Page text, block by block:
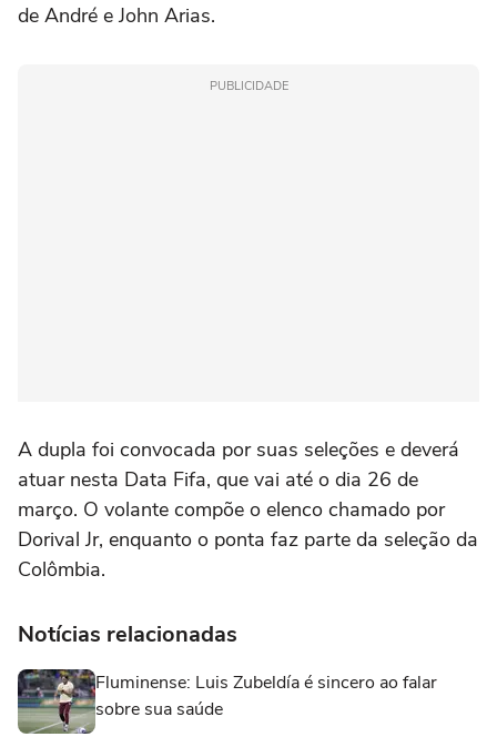
de André e John Arias.
PUBLICIDADE
A dupla foi convocada por suas seleções e deverá
atuar nesta Data Fifa, que vai até o dia 26 de
março. O volante compõe o elenco chamado por
Dorival Jr, enquanto o ponta faz parte da seleção da
Colômbia.
Notícias relacionadas
Fluminense: Luis Zubeldía é sincero ao falar
sobre sua saúde